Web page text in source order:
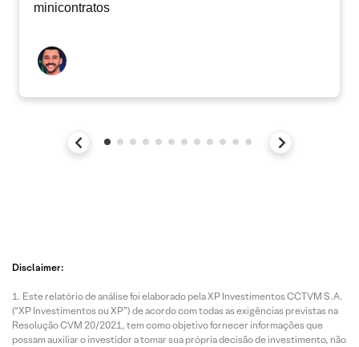
minicontratos
Disclaimer:
Este relatório de análise foi elaborado pela XP Investimentos CCTVM S.A.
(“XP Investimentos ou XP”) de acordo com todas as exigências previstas na
Resolução CVM 20/2021, tem como objetivo fornecer informações que
possam auxiliar o investidor a tomar sua própria decisão de investimento, não